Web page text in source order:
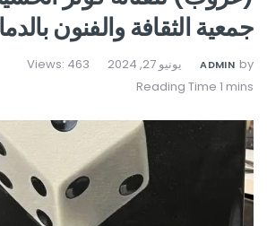
جمعية الثقافة والفنون
by
ADMIN يونيو 27, 2024 Views: 463